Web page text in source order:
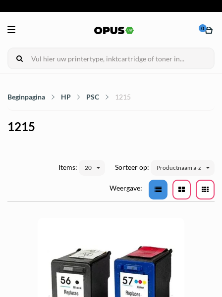
0
Beginpagina HP PSC 1215
1215
Sorteer op: Productnaam a-z
Items: 20
Weergave: